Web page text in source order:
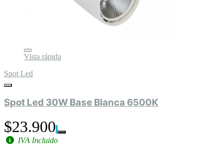
Vista rápida
Spot Led
Spot Led 30W Base Blanca 6500K
$23.900
IVA Incluido